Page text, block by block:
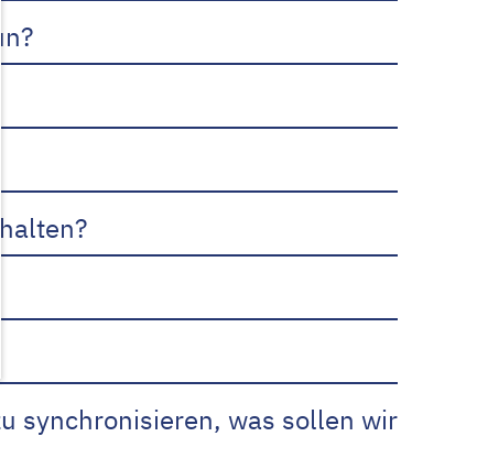
synchronisieren, was sollen wir